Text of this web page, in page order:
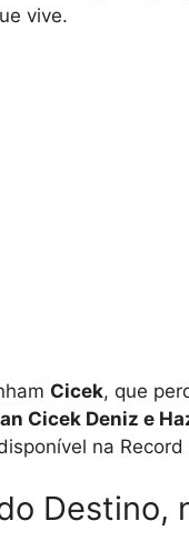
vive.
Cicek, que
Cicek Deniz e
na Record
Destino,